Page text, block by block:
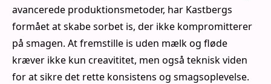
avancerede produktionsmetoder, har Kastbergs
formået at skabe sorbet is, der ikke kompromitterer
på smagen. At fremstille is uden mælk og fløde
kræver ikke kun creavititet, men også teknisk viden
for at sikre det rette konsistens og smagsoplevelse.